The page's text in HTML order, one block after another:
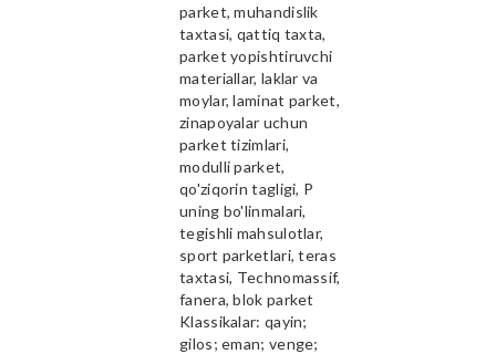
parket, muhandislik
taxtasi, qattiq taxta,
parket yopishtiruvchi
materiallar, laklar va
moylar, laminat parket,
zinapoyalar uchun
parket tizimlari,
modulli parket,
qo'ziqorin tagligi, P
uning bo'linmalari,
tegishli mahsulotlar,
sport parketlari, teras
taxtasi, Technomassif,
fanera, blok parket
Klassikalar: qayin;
gilos; eman; venge;